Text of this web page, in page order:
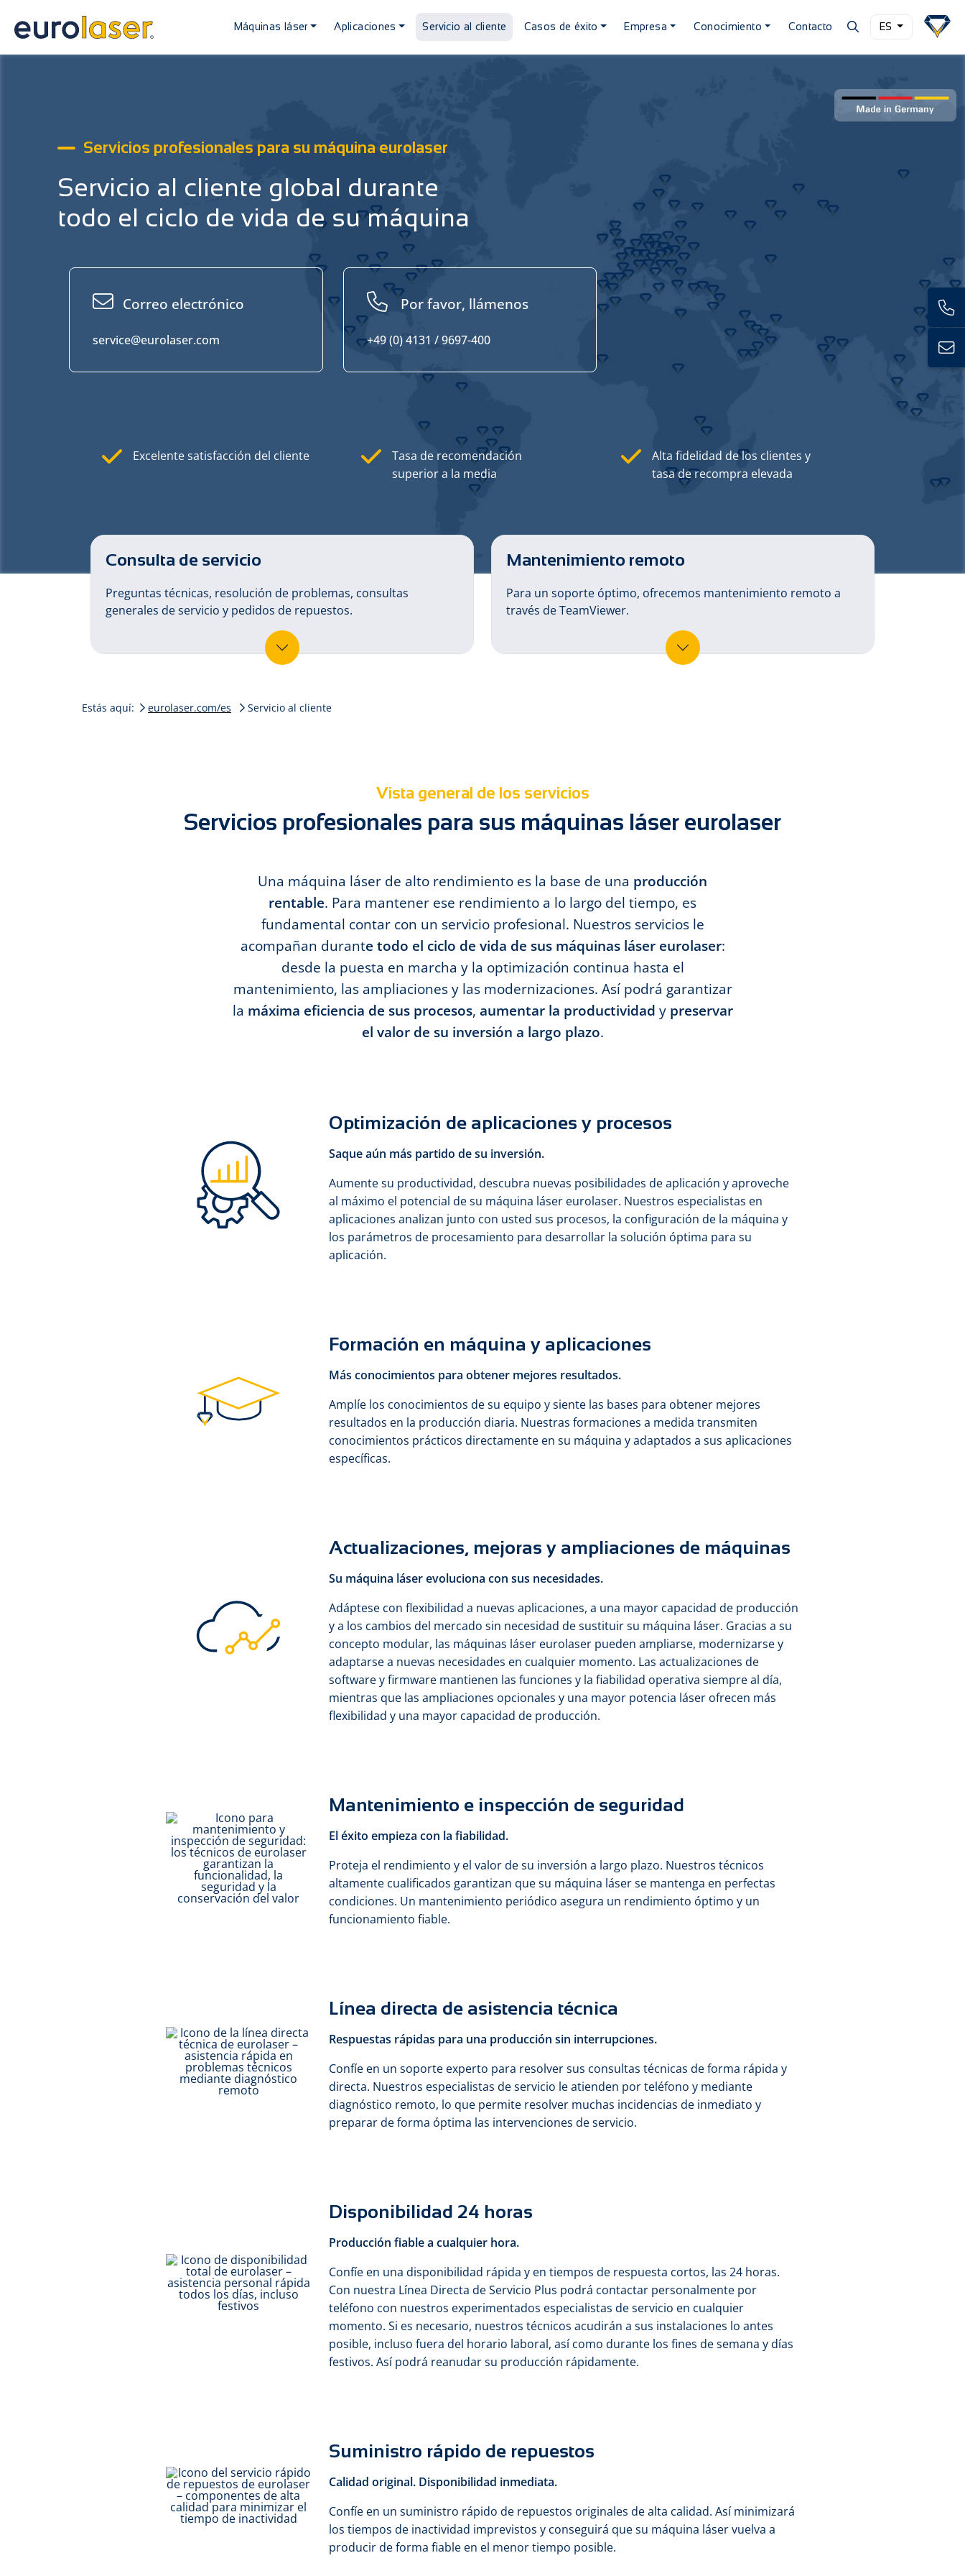
Máquinas láser Aplicaciones Servicio al cliente Casos de éxito Empresa Conocimiento Contacto ES
Servicios profesionales para su máquina eurolaser
Servicio al cliente global durante
todo el ciclo de vida de su máquina
Correo electrónico
service@eurolaser.com
Por favor, llámenos
+49 (0) 4131 / 9697-400
Excelente satisfacción del cliente
Tasa de recomendación
superior a la media
Alta fidelidad de los clientes y
tasa de recompra elevada
Consulta de servicio
Preguntas técnicas, resolución de problemas, consultas
generales de servicio y pedidos de repuestos.
Mantenimiento remoto
Para un soporte óptimo, ofrecemos mantenimiento remoto a
través de TeamViewer.
Estás aquí: eurolaser.com/es Servicio al cliente
Vista general de los servicios
Servicios profesionales para sus máquinas láser eurolaser
Una máquina láser de alto rendimiento es la base de una producción
rentable. Para mantener ese rendimiento a lo largo del tiempo, es
fundamental contar con un servicio profesional. Nuestros servicios le
acompañan durante todo el ciclo de vida de sus máquinas láser eurolaser:
desde la puesta en marcha y la optimización continua hasta el
mantenimiento, las ampliaciones y las modernizaciones. Así podrá garantizar
la máxima eficiencia de sus procesos, aumentar la productividad y preservar
el valor de su inversión a largo plazo.
Optimización de aplicaciones y procesos
Saque aún más partido de su inversión.
Aumente su productividad, descubra nuevas posibilidades de aplicación y aproveche
al máximo el potencial de su máquina láser eurolaser. Nuestros especialistas en
aplicaciones analizan junto con usted sus procesos, la configuración de la máquina y
los parámetros de procesamiento para desarrollar la solución óptima para su
aplicación.
Formación en máquina y aplicaciones
Más conocimientos para obtener mejores resultados.
Amplíe los conocimientos de su equipo y siente las bases para obtener mejores
resultados en la producción diaria. Nuestras formaciones a medida transmiten
conocimientos prácticos directamente en su máquina y adaptados a sus aplicaciones
específicas.
Actualizaciones, mejoras y ampliaciones de máquinas
Su máquina láser evoluciona con sus necesidades.
Adáptese con flexibilidad a nuevas aplicaciones, a una mayor capacidad de producción
y a los cambios del mercado sin necesidad de sustituir su máquina láser. Gracias a su
concepto modular, las máquinas láser eurolaser pueden ampliarse, modernizarse y
adaptarse a nuevas necesidades en cualquier momento. Las actualizaciones de
software y firmware mantienen las funciones y la fiabilidad operativa siempre al día,
mientras que las ampliaciones opcionales y una mayor potencia láser ofrecen más
flexibilidad y una mayor capacidad de producción.
Mantenimiento e inspección de seguridad
El éxito empieza con la fiabilidad.
Proteja el rendimiento y el valor de su inversión a largo plazo. Nuestros técnicos
altamente cualificados garantizan que su máquina láser se mantenga en perfectas
condiciones. Un mantenimiento periódico asegura un rendimiento óptimo y un
funcionamiento fiable.
Línea directa de asistencia técnica
Respuestas rápidas para una producción sin interrupciones.
Confíe en un soporte experto para resolver sus consultas técnicas de forma rápida y
directa. Nuestros especialistas de servicio le atienden por teléfono y mediante
diagnóstico remoto, lo que permite resolver muchas incidencias de inmediato y
preparar de forma óptima las intervenciones de servicio.
Disponibilidad 24 horas
Producción fiable a cualquier hora.
Confíe en una disponibilidad rápida y en tiempos de respuesta cortos, las 24 horas.
Con nuestra Línea Directa de Servicio Plus podrá contactar personalmente por
teléfono con nuestros experimentados especialistas de servicio en cualquier
momento. Si es necesario, nuestros técnicos acudirán a sus instalaciones lo antes
posible, incluso fuera del horario laboral, así como durante los fines de semana y días
festivos. Así podrá reanudar su producción rápidamente.
Suministro rápido de repuestos
Calidad original. Disponibilidad inmediata.
Confíe en un suministro rápido de repuestos originales de alta calidad. Así minimizará
los tiempos de inactividad imprevistos y conseguirá que su máquina láser vuelva a
producir de forma fiable en el menor tiempo posible.